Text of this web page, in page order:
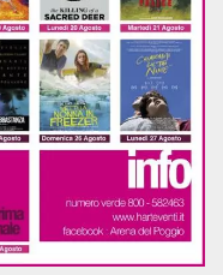
Sessione
Cookie di
Wordpress,
verifica che il
browser accetti i
cookie.
Sessione
Cookie
generato da
applicazioni
linguaggio PHP.
Si tratta di un
identificatore
generico
utilizzato per